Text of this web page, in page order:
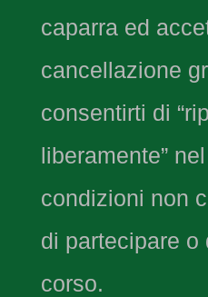
caparra ed
cancellazione
consentirti di
liberamente”
condizioni non
di partecipare o
corso.